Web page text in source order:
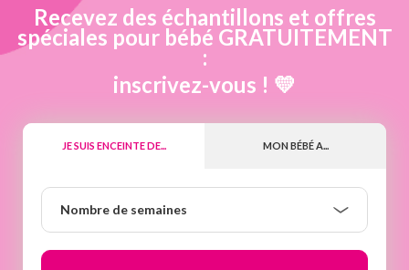
Recevez des échantillons et offres
spéciales pour bébé GRATUITEMENT
:
inscrivez-vous ! 💛
JE SUIS ENCEINTE DE... MON BÉBÉ A...
semaines
Nombre de semaines